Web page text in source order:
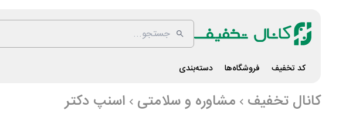
کد تخفیف فروشگاه‌ها دسته‌بندی
کانال تخفیف مشاوره و سلامتی اسنپ دکتر